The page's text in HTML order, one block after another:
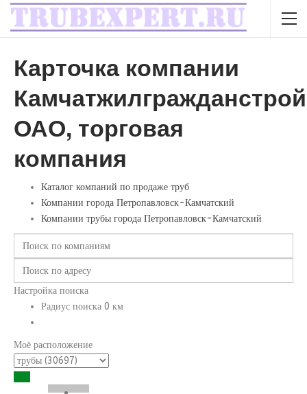
Карточка компании
ОАО, торговая
компания
Каталог компаний по продаже труб
Компании города Петропавловск-Камчатский
Компании трубы города Петропавловск-Камчатский
Настройка поиска
Радиус поиска 0 км
Моё расположение